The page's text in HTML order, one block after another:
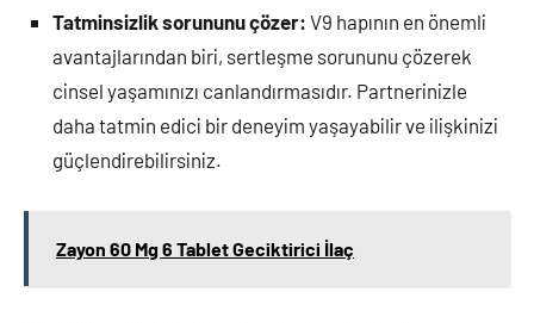
Tatminsizlik sorununu çözer: V9 hapının en önemli
avantajlarından biri, sertleşme sorununu çözerek
cinsel yaşamınızı canlandırmasıdır. Partnerinizle
daha tatmin edici bir deneyim yaşayabilir ve ilişkinizi
güçlendirebilirsiniz.
Zayon 60 Mg 6 Tablet Geciktirici İlaç